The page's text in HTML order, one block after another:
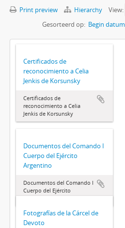
Print preview Hierarchy
View:
Gesorteerd op: Begin datum
Certificados de
reconocimiento a Celia
Jenkis de Korsunsky
Certificados de
reconocimiento a Celia
Jenkis de Korsunsky
Documentos del Comando I
Cuerpo del Ejército
Argentino
Documentos del Comando I
Cuerpo del Ejército
Argentino
Fotografías de la Cárcel de
Devoto